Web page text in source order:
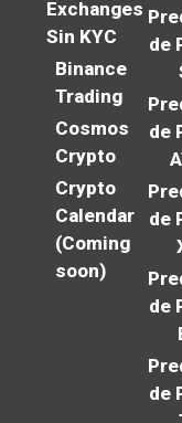
Exchanges
Sin KYC
Binance
Trading
Cosmos
Crypto
Crypto
Calendar
(Coming
soon)
de
de
de
de
de